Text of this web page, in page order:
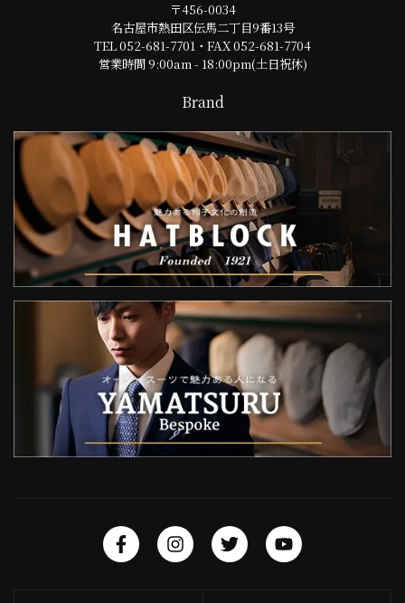
〒456-0034
名古屋市熱田区伝馬二丁目9番13号
TEL 052-681-7701・FAX 052-681-7704
営業時間 9:00am - 18:00pm(土日祝休)
Brand